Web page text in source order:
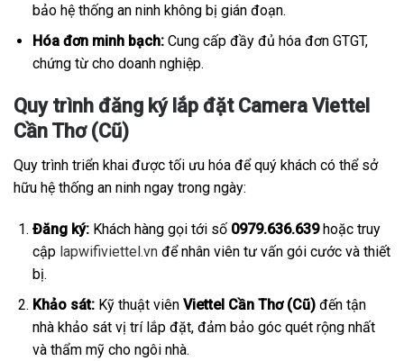
bảo hệ thống an ninh không bị gián đoạn.
Hóa đơn minh bạch:Cung cấp đầy đủ hóa đơn GTGT,
chứng từ cho doanh nghiệp.
Quy trình đăng ký lắp đặt Camera Viettel
Cần Thơ (Cũ)
Quy trình triển khai được tối ưu hóa để quý khách có thể sở
hữu hệ thống an ninh ngay trong ngày:
Đăng ký:Khách hàng gọi tới số 0979.636.639hoặc truy
cập lapwifiviettel.vnđể nhân viên tư vấn gói cước và thiết
bị.
Khảo sát:Kỹ thuật viên Viettel Cần Thơ (Cũ)đến tận
nhà khảo sát vị trí lắp đặt, đảm bảo góc quét rộng nhất
và thẩm mỹ cho ngôi nhà.